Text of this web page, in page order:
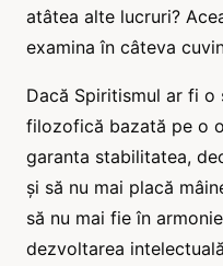
atâtea alte lucruri?
examina în câteva
Dacă Spiritismul ar fi o
filozofică bazată pe o
garanta stabilitatea,
și să nu mai placă
să nu mai fie în
dezvoltarea